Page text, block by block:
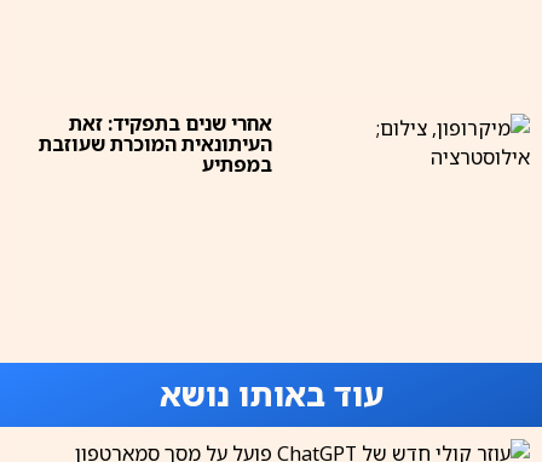
אחרי שנים בתפקיד: זאת
העיתונאית המוכרת שעוזבת
במפתיע
עוד באותו נושא